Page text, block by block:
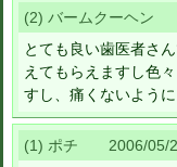
(2) バームクーヘ
とても良い歯医者さ
えてもらえますし色
すし、痛くないように
(1) ポチ 2006/05/